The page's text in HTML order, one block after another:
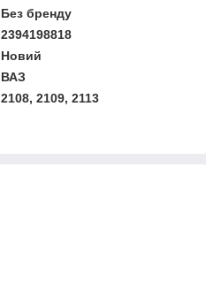
Без бренду
2394198818
Новий
ВАЗ
2108, 2109, 2113